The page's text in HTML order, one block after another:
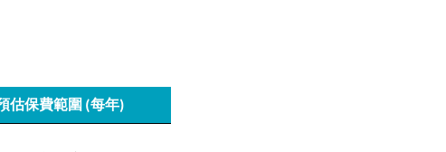
估保費範圍 (每年)